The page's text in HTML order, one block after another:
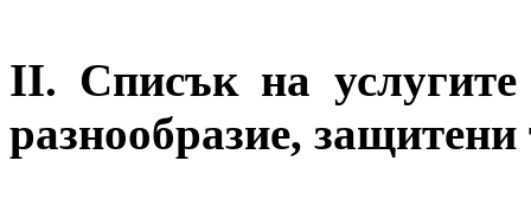
II. Списък на услугите
разнообразие,